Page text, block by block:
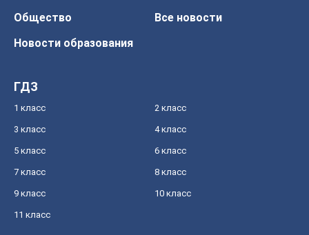
Общество
Все новости
Новости образования
ГДЗ
1 класс 2 класс
3 класс 4 класс
5 класс 6 класс
7 класс 8 класс
9 класс 10 класс
11 класс